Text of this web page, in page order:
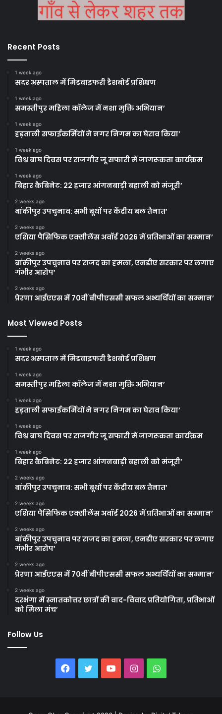
Recent Posts
1 week ago
सदर अस्पताल में मिडवाइफरी डैशबोर्ड प्रशिक्षण
1 week ago
समस्तीपुर महिला कॉलेज में नशा मुक्ति अभियान’
1 week ago
हड़ताली सफाईकर्मियों ने नगर निगम का घेराव किया’
1 week ago
विश्व बाघ दिवस पर राजगीर जू सफारी में जागरूकता कार्यक्रम
1 week ago
बिहार कैबिनेट: 22 हजार आंगनबाड़ी बहाली को मंजूरी’
2 weeks ago
बांकीपुर उपचुनाव: सभी बूथों पर केंद्रीय बल तैनात’
2 weeks ago
एशिया पैसिफिक एक्सीलेंस अवॉर्ड 2026 में प्रतिभाओं का सम्मान’
2 weeks ago
बांकीपुर उपचुनाव पर राजद का हमला, एनडीए सरकार पर लगाए
गंभीर आरोप’
2 weeks ago
प्रेरणा आईएएस में 70वीं बीपीएससी सफल अभ्यर्थियों का सम्मान’
Most Viewed Posts
1 week ago
सदर अस्पताल में मिडवाइफरी डैशबोर्ड प्रशिक्षण
1 week ago
समस्तीपुर महिला कॉलेज में नशा मुक्ति अभियान’
1 week ago
हड़ताली सफाईकर्मियों ने नगर निगम का घेराव किया’
1 week ago
विश्व बाघ दिवस पर राजगीर जू सफारी में जागरूकता कार्यक्रम
1 week ago
बिहार कैबिनेट: 22 हजार आंगनबाड़ी बहाली को मंजूरी’
2 weeks ago
बांकीपुर उपचुनाव: सभी बूथों पर केंद्रीय बल तैनात’
2 weeks ago
एशिया पैसिफिक एक्सीलेंस अवॉर्ड 2026 में प्रतिभाओं का सम्मान’
2 weeks ago
बांकीपुर उपचुनाव पर राजद का हमला, एनडीए सरकार पर लगाए
गंभीर आरोप’
2 weeks ago
प्रेरणा आईएएस में 70वीं बीपीएससी सफल अभ्यर्थियों का सम्मान’
2 weeks ago
दरभंगा में स्नातकोत्तर छात्रों की वाद-विवाद प्रतियोगिता, प्रतिभाओं
को मिला मंच’
Follow Us
Facebook
TwitterYouTubeInstagramWhatsApp